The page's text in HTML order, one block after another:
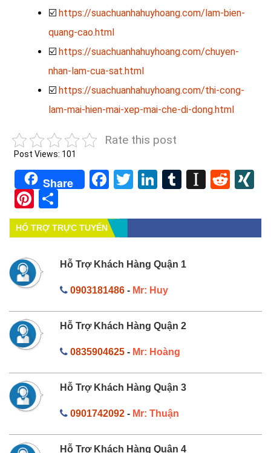
☑️ https://suachuanhahuyhoang.com/lam-bien-
quang-cao.html
☑️ https://suachuanhahuyhoang.com/chuyen-
nhan-lam-cua-sat.html
☑️ https://suachuanhahuyhoang.com/thi-cong-
lam-mai-hien-mai-xep-mai-che-di-dong.html
Rate this post
Post Views: 101
Share Facebook
TwitterLinkedIn
Tumblr
Pinterest
HỔ TRỢ TRỰC TUYẾN
Hỗ Trợ Khách Hàng Quận 1
0903181486- Mr: Huy
Hỗ Trợ Khách Hàng Quận 2
0835904625- Mr: Hoàng
Hỗ Trợ Khách Hàng Quận 3
0901742092- Mr: Thuận
Hỗ Trợ Khách Hàng Quận 4